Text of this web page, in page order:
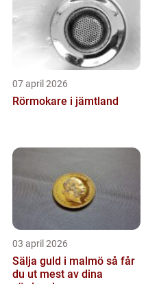
07 april 2026
Rörmokare i jämtland
03 april 2026
Sälja guld i malmö så får
du ut mest av dina